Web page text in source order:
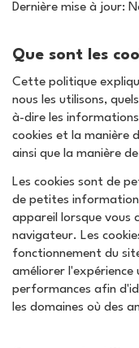
Dernière mise à jour:
Que sont les
Cette politique
nous les utilisons,
à-dire les
cookies et la manière
ainsi que la manière
Les cookies sont de
de petites
appareil lorsque vous
navigateur. Les
fonctionnement du
améliorer
performances afin
les domaines où des